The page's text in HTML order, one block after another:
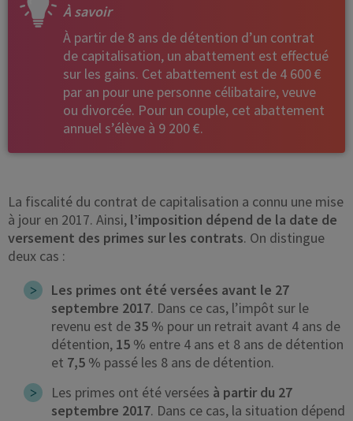
À savoir
À partir de 8 ans de détention d’un contrat
de capitalisation, un abattement est effectué
sur les gains. Cet abattement est de 4 600 €
par an pour une personne célibataire, veuve
ou divorcée. Pour un couple, cet abattement
annuel s’élève à 9 200 €.
La fiscalité du contrat de capitalisation a connu une mise
à jour en 2017. Ainsi, l’imposition dépend de la date de
versement des primes sur les contrats. On distingue
deux cas :
Les primes ont été versées avant le 27
septembre 2017. Dans ce cas, l’impôt sur le
revenu est de 35 % pour un retrait avant 4 ans de
détention, 15 % entre 4 ans et 8 ans de détention
et 7,5 % passé les 8 ans de détention.
Les primes ont été versées à partir du 27
septembre 2017. Dans ce cas, la situation dépend